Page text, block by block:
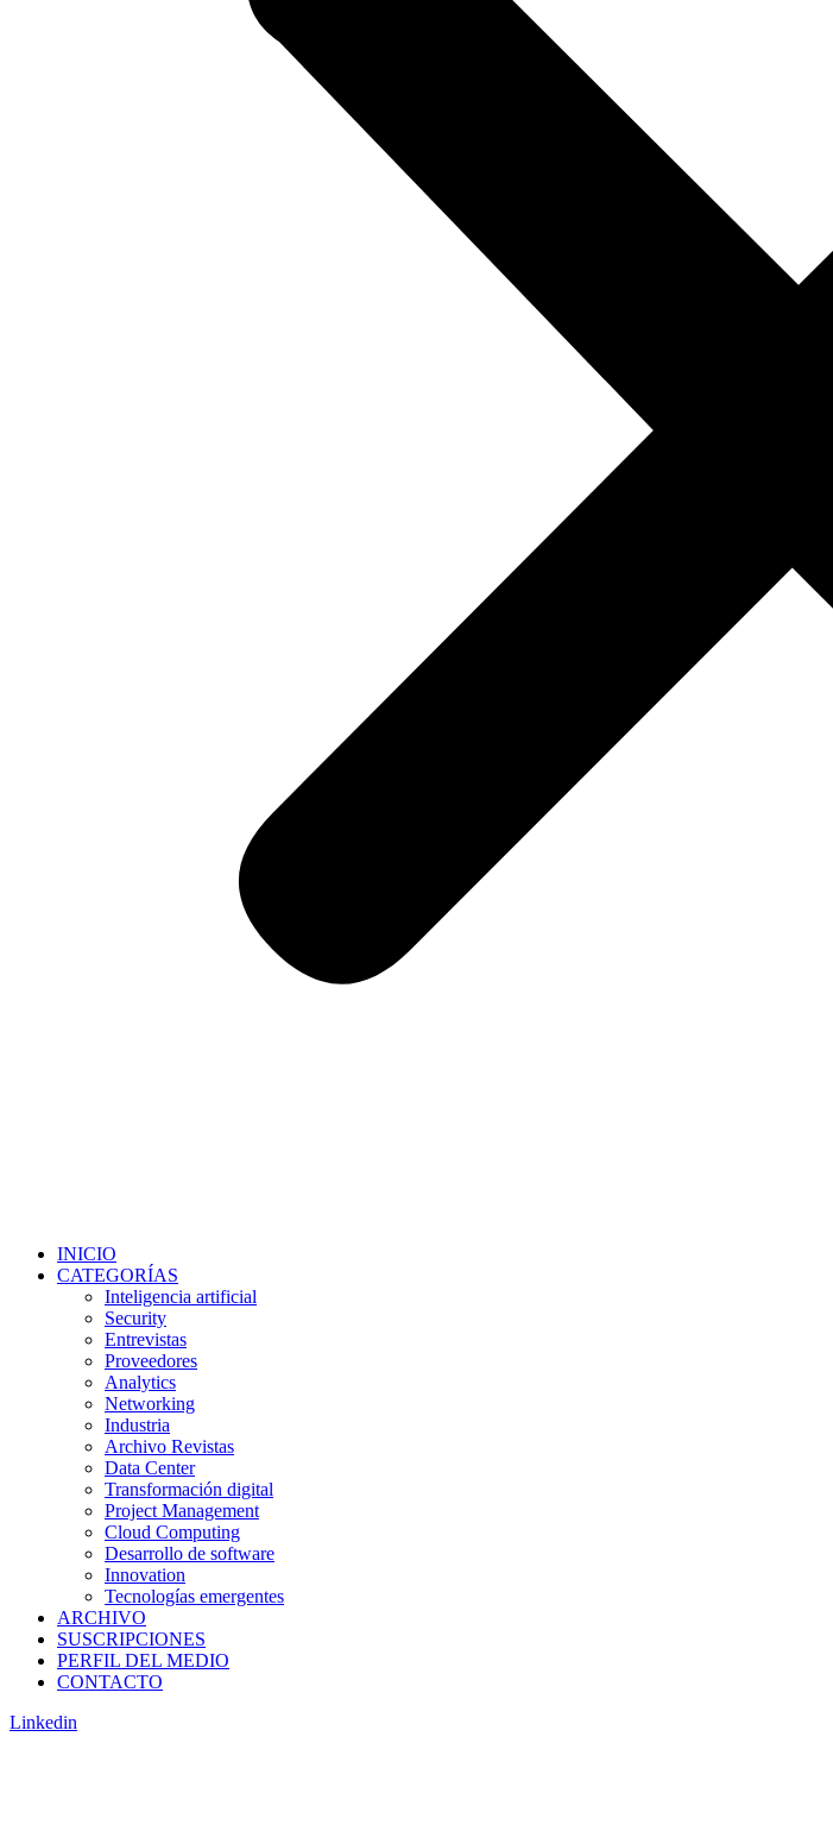
INICIO
CATEGORÍAS
Inteligencia artificial
Security
Entrevistas
Proveedores
Analytics
Networking
Industria
Archivo Revistas
Data Center
Transformación digital
Project Management
Cloud Computing
Desarrollo de software
Innovation
Tecnologías emergentes
ARCHIVO
SUSCRIPCIONES
PERFIL DEL MEDIO
CONTACTO
Linkedin